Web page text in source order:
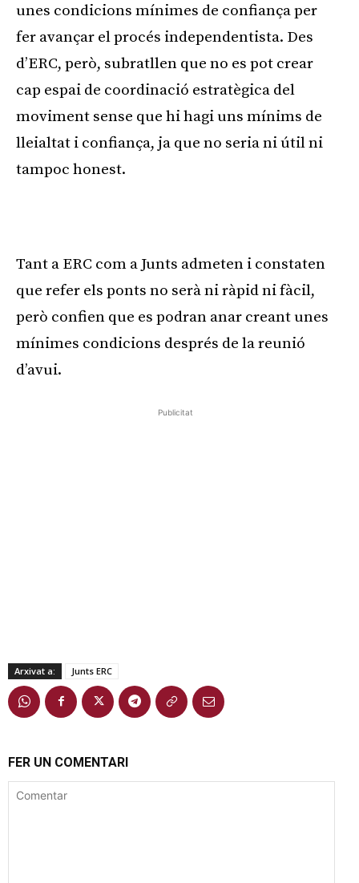
unes condicions mínimes de confiança per
fer avançar el procés independentista. Des
d’ERC, però, subratllen que no es pot crear
cap espai de coordinació estratègica del
moviment sense que hi hagi uns mínims de
lleialtat i confiança, ja que no seria ni útil ni
tampoc honest.
Tant a ERC com a Junts admeten i constaten
que refer els ponts no serà ni ràpid ni fàcil,
però confien que es podran anar creant unes
mínimes condicions després de la reunió
d’avui.
Publicitat
Arxivat a: Junts ERC
FER UN COMENTARI